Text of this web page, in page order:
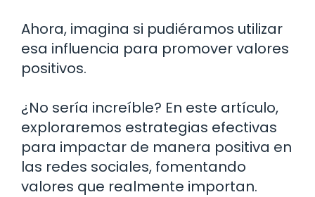
Ahora, imagina si pudiéramos utilizar
esa influencia para promover valores
positivos.
¿No sería increíble? En este artículo,
exploraremos estrategias efectivas
para impactar de manera positiva en
las redes sociales, fomentando
valores que realmente importan.